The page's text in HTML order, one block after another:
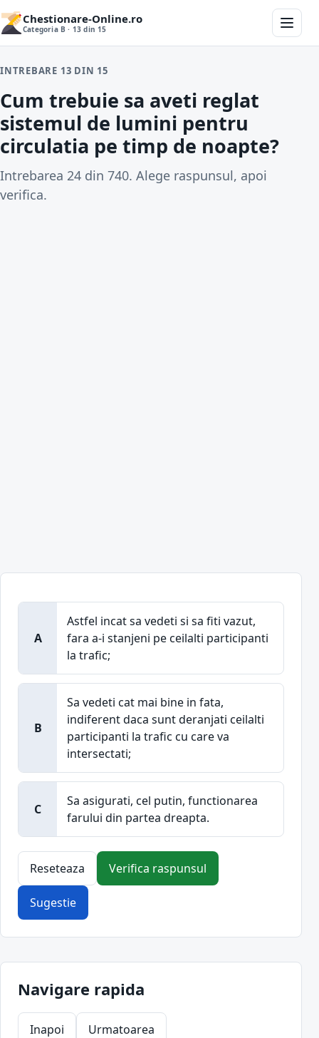
Chestionare-Online.ro
Categoria B · 13 din 15
INTREBARE 13 DIN 15
Cum trebuie sa aveti reglat
sistemul de lumini pentru
circulatia pe timp de noapte?
Intrebarea 24 din 740. Alege raspunsul, apoi
verifica.
A
Astfel incat sa vedeti si sa fiti vazut,
fara a-i stanjeni pe ceilalti participanti
la trafic;
B
Sa vedeti cat mai bine in fata,
indiferent daca sunt deranjati ceilalti
participanti la trafic cu care va
intersectati;
C
Sa asigurati, cel putin, functionarea
farului din partea dreapta.
Reseteaza Verifica raspunsul
Sugestie
Navigare rapida
Inapoi Urmatoarea